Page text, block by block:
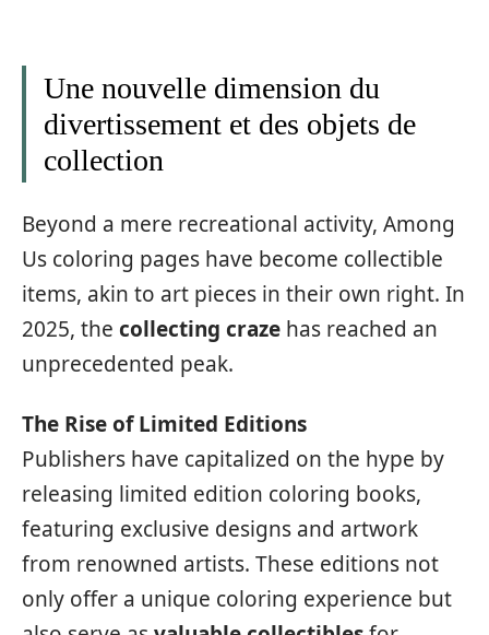
Une nouvelle dimension du
divertissement et des objets de
collection
Beyond a mere recreational activity, Among
Us coloring pages have become collectible
items, akin to art pieces in their own right. In
2025, the collecting craze has reached an
unprecedented peak.
The Rise of Limited Editions
Publishers have capitalized on the hype by
releasing limited edition coloring books,
featuring exclusive designs and artwork
from renowned artists. These editions not
only offer a unique coloring experience but